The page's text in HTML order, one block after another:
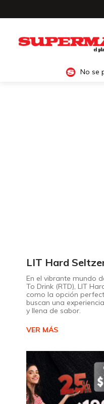
No se
En el vibrante mundo
To Drink (RTD), LIT
como la opción
buscan una
y llena de sabor.
VER MÁS